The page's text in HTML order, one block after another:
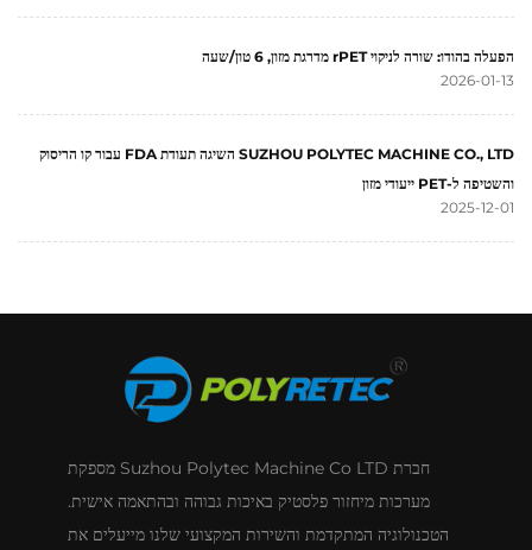
הפעלה בהודו: שורה לניקוי rPET מדרגת מזון, 6 טון/שעה
2026-01-13
SUZHOU POLYTEC MACHINE CO., LTD השיגה תעודת FDA עבור קו הריסוק
והשטיפה ל-PET ייעודי מזון
2025-12-01
חברת Suzhou Polytec Machine Co LTD מספקת
מערכות מיחזור פלסטיק באיכות גבוהה ובהתאמה אישית.
הטכנולוגיה המתקדמת והשירות המקצועי שלנו מייעלים את